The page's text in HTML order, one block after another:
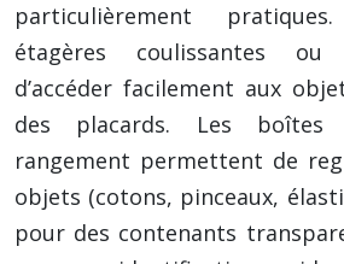
particulièrement
étagères coulissantes ou
d’accéder facilement aux
des placards. Les
rangement permettent de
objets (cotons, pinceaux,
pour des contenants